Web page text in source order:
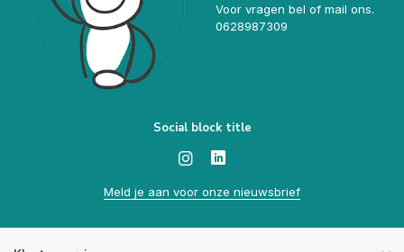
Voor vragen bel of mail ons.
0628987309
Social block title
Meld je aan voor onze nieuwsbrief